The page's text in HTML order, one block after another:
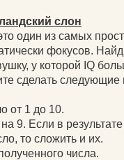
слон
один из самых
фокусов.
у которой IQ
сделать следующие
от 1 до 10.
9. Если в
то сложить и их.
числа.